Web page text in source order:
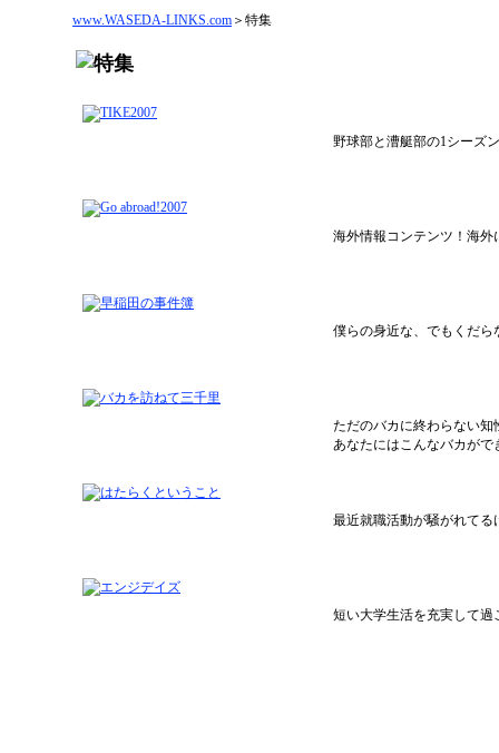
www.WASEDA-LINKS.com ＞特集
野球部と漕艇部の1シーズ
海外情報コンテンツ！海
僕らの身近な、でもくだ
ただのバカに終わらない
あなたにはこんなバカがで
最近就職活動が騒がれて
短い大学生活を充実して過